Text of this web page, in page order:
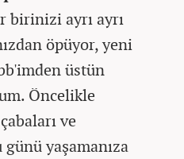
birinizi ayrı ayrı
öpüyor, yeni
üstün
Öncelikle
ve
yaşamanıza